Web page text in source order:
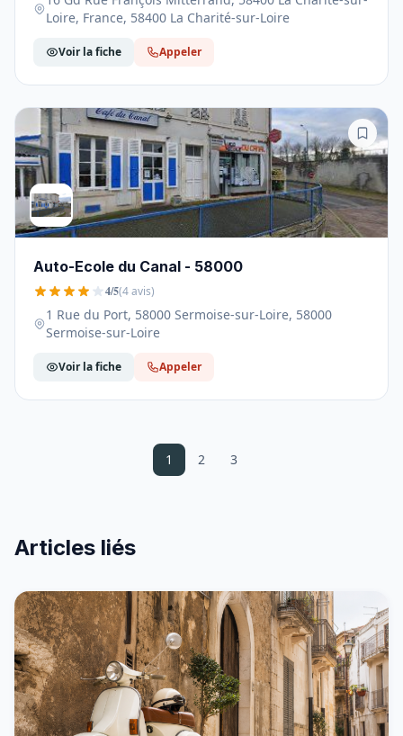
Loire, France, 58400 La Charité-sur-Loire
Voir la fiche Appeler
Auto-Ecole du Canal - 58000
4/5(4 avis)
1 Rue du Port, 58000 Sermoise-sur-Loire, 58000
Sermoise-sur-Loire
Voir la fiche Appeler
1 2 3
Articles liés